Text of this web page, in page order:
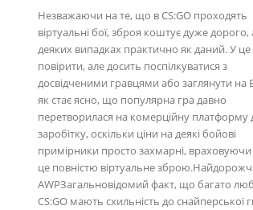
Незважаючи на те, що в CS:GO проходять
віртуальні бої, зброя коштує дуже дорого,
деяких випадках практично як даний. У
повірити, але досить поспілкуватися з
досвідченими гравцями або заглянути на
як стає ясно, що популярна гра давно
перетворилася на комерційну платформу
заробітку, оскільки ціни на деякі бойові
примірники просто захмарні,
це повністю віртуальне
AWPЗагальновідомий факт, що багато
CS:GO мають схильність до снайперської